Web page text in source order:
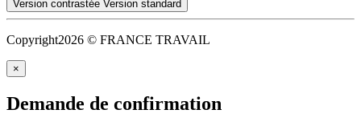
Version contrastée Version standard
Copyright2026 © FRANCE TRAVAIL
×
Demande de confirmation